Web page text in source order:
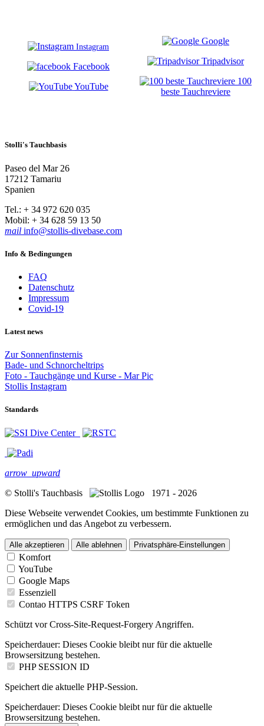
Instagram
Facebook
YouTube
Google
Tripadvisor
100
beste Tauchreviere
Stolli's Tauchbasis
Paseo del Mar 26
17212 Tamariu
Spanien
Tel.: + 34 972 620 035
Mobil: + 34 628 59 13 50
mail info@stollis-divebase.com
Info & Bedingungen
FAQ
Datenschutz
Impressum
Covid-19
Latest news
Zur Sonnenfinsternis
Bade- und Schnorcheltrips
Foto - Tauchgänge und Kurse - Mar Pic
Stollis Instagram
Standards
arrow_upward
© Stolli's Tauchbasis
1971 - 2026
Diese Webseite verwendet Cookies, um bestimmte Funktionen zu
ermöglichen und das Angebot zu verbessern.
Alle akzeptieren Alle ablehnen Privatsphäre-Einstellungen
Komfort
YouTube
Google Maps
Essenziell
Contao HTTPS CSRF Token
Schützt vor Cross-Site-Request-Forgery Angriffen.
Speicherdauer: Dieses Cookie bleibt nur für die aktuelle
Browsersitzung bestehen.
PHP SESSION ID
Speichert die aktuelle PHP-Session.
Speicherdauer: Dieses Cookie bleibt nur für die aktuelle
Browsersitzung bestehen.